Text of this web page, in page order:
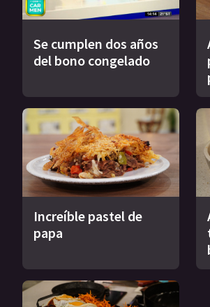
Se cumplen dos años
del bono congelado
Increíble pastel de
papa